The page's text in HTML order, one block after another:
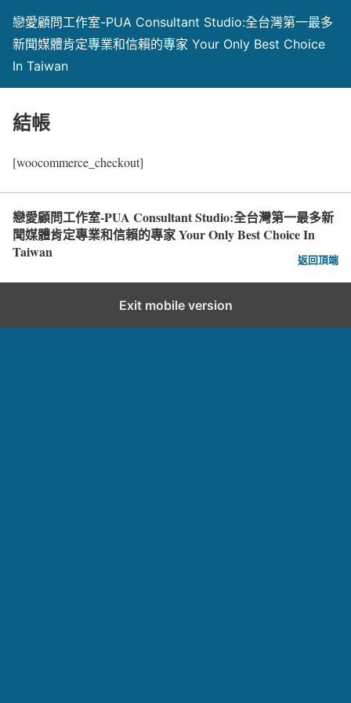
戀愛顧問工作室-PUA Consultant Studio:全台灣第一最多
新聞媒體肯定專業和信賴的專家 Your Only Best Choice
In Taiwan
結帳
[woocommerce_checkout]
戀愛顧問工作室-PUA Consultant Studio:全台灣第一最多新
聞媒體肯定專業和信賴的專家 Your Only Best Choice In
Taiwan
返回頂端
Exit mobile version